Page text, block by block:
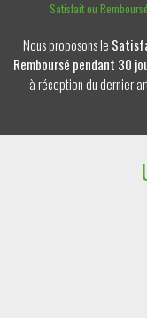
Satisfait ou Remboursé
Nous proposons le
Remboursé pendant 30
à réception du dernier
E-